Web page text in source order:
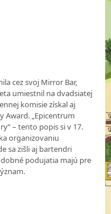
cez svoj Mirror Bar,
umiestnil na dvadsiatej
komisie získal aj
Award. „Epicentrum
– tento popis si v 17.
organizovaniu
sa zišli aj bartendri
podujatia majú pre